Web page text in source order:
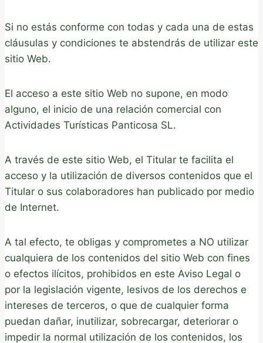
Si no estás conforme con todas y cada una de estas
cláusulas y condiciones te abstendrás de utilizar este
sitio Web.
El acceso a este sitio Web no supone, en modo
alguno, el inicio de una relación comercial con
Actividades Turísticas Panticosa SL.
A través de este sitio Web, el Titular te facilita el
acceso y la utilización de diversos contenidos que el
Titular o sus colaboradores han publicado por medio
de Internet.
A tal efecto, te obligas y comprometes a NO utilizar
cualquiera de los contenidos del sitio Web con fines
o efectos ilícitos, prohibidos en este Aviso Legal o
por la legislación vigente, lesivos de los derechos e
intereses de terceros, o que de cualquier forma
puedan dañar, inutilizar, sobrecargar, deteriorar o
impedir la normal utilización de los contenidos, los